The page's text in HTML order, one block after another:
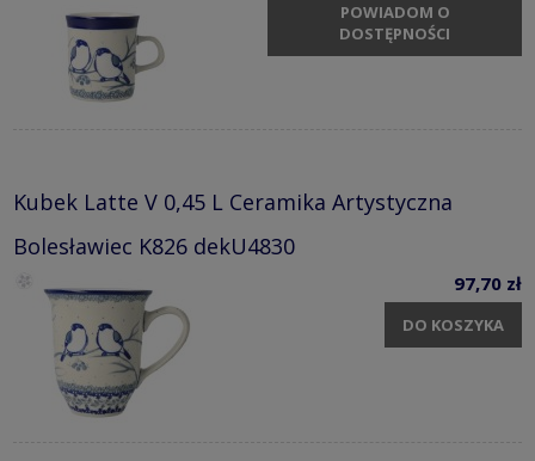
POWIADOM O
DOSTĘPNOŚCI
Kubek Latte V 0,45 L Ceramika Artystyczna
Bolesławiec K826 dekU4830
97,70 zł
DO KOSZYKA